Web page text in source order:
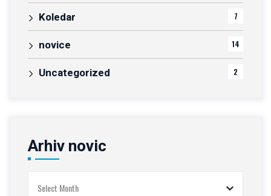
Koledar 7
novice 14
Uncategorized 2
Arhiv novic
novic